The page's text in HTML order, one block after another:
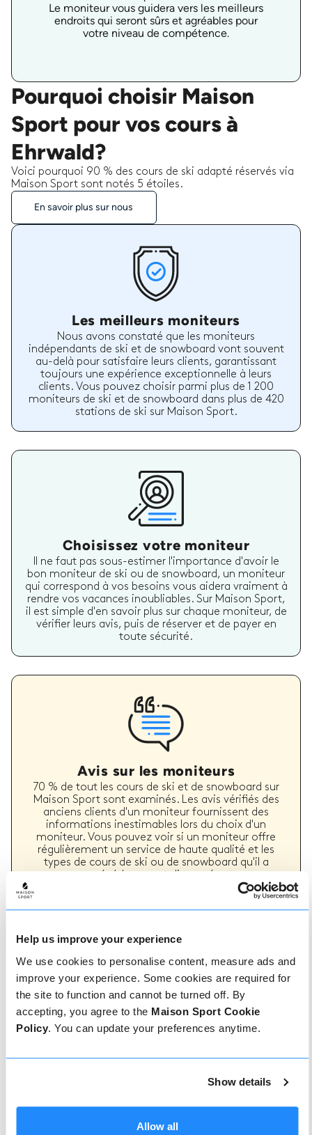
Help us improve your experience
We use cookies to personalise content, measure ads and
improve your experience. Some cookies are required for
the site to function and cannot be turned off. By
accepting, you agree to the Maison Sport Cookie
Policy. You can update your preferences anytime.
Show details
Allow all
Le moniteur vous guidera vers les meilleurs
endroits qui seront sûrs et agréables pour
votre niveau de compétence.
Pourquoi choisir Maison
Sport pour vos cours à
Ehrwald?
Voici pourquoi 90 % des cours de ski adapté réservés via
Maison Sport sont notés 5 étoiles.
En savoir plus sur nous
Les meilleurs moniteurs
Nous avons constaté que les moniteurs
indépendants de ski et de snowboard vont souvent
au-delà pour satisfaire leurs clients, garantissant
toujours une expérience exceptionnelle à leurs
clients. Vous pouvez choisir parmi plus de 1 200
moniteurs de ski et de snowboard dans plus de 420
stations de ski sur Maison Sport.
Choisissez votre moniteur
Il ne faut pas sous-estimer l'importance d'avoir le
bon moniteur de ski ou de snowboard, un moniteur
qui correspond à vos besoins vous aidera vraiment à
rendre vos vacances inoubliables. Sur Maison Sport,
il est simple d'en savoir plus sur chaque moniteur, de
vérifier leurs avis, puis de réserver et de payer en
toute sécurité.
Avis sur les moniteurs
70 % de tout les cours de ski et de snowboard sur
Maison Sport sont examinés. Les avis vérifiés des
anciens clients d'un moniteur fournissent des
informations inestimables lors du choix d'un
moniteur. Vous pouvez voir si un moniteur offre
régulièrement un service de haute qualité et les
types de cours de ski ou de snowboard qu'il a
précédemment dispensés.
Comment réserver
Réserver avec nous ne pourrait pas être plus
simple, notre équipe amicale et experte est
toujours prête à vous aider - réservez
instantanément en ligne ou parlez à notre équipe
si vous avez besoin d'aide.